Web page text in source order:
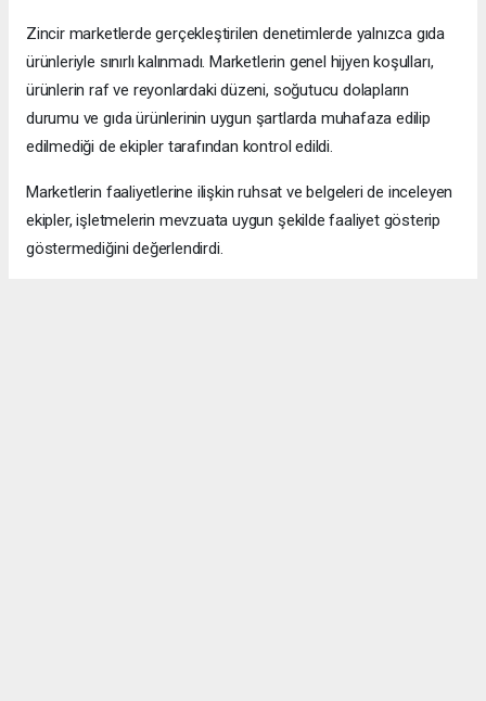
Zincir marketlerde gerçekleştirilen denetimlerde yalnızca gıda
ürünleriyle sınırlı kalınmadı. Marketlerin genel hijyen koşulları,
ürünlerin raf ve reyonlardaki düzeni, soğutucu dolapların
durumu ve gıda ürünlerinin uygun şartlarda muhafaza edilip
edilmediği de ekipler tarafından kontrol edildi.
Marketlerin faaliyetlerine ilişkin ruhsat ve belgeleri de inceleyen
ekipler, işletmelerin mevzuata uygun şekilde faaliyet gösterip
göstermediğini değerlendirdi.